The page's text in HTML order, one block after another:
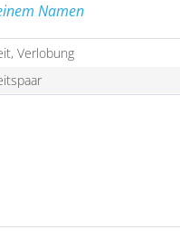
Namen
Verlobung